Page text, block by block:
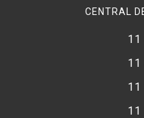
CENTRAL
11
11
11